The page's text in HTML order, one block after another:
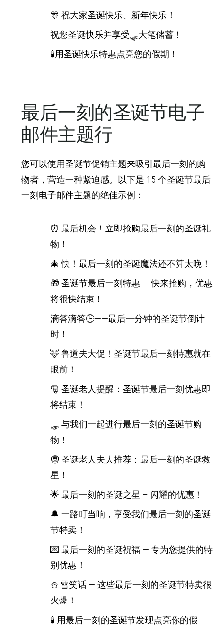
🎊 祝大家圣诞快乐、新年快乐！
祝您圣诞快乐并享受🛷大笔储蓄！
🕯️用圣诞快乐特惠点亮您的假期！
最后一刻的圣诞节电子
邮件主题行
您可以使用圣诞节促销主题来吸引最后一刻的购
物者，营造一种紧迫感。以下是 15 个圣诞节最后
一刻电子邮件主题的绝佳示例：
⏰ 最后机会！立即抢购最后一刻的圣诞礼
物！
🎄 快！最后一刻的圣诞魔法还不算太晚！
🎁 圣诞节最后一刻特惠 — 快来抢购，优惠
将很快结束！
滴答滴答🕒——最后一分钟的圣诞节倒计
时！
🦌 鲁道夫大促！圣诞节最后一刻特惠就在
眼前！
🎅 圣诞老人提醒：圣诞节最后一刻优惠即
将结束！
🛷 与我们一起进行最后一刻的圣诞节购
物！
🤶 圣诞老人夫人推荐：最后一刻的圣诞救
星！
🌟 最后一刻的圣诞之星 – 闪耀的优惠！
🔔 一路叮当响，享受我们最后一刻的圣诞
节特卖！
💌 最后一刻的圣诞祝福 — 专为您提供的特
别优惠！
⛄ 雪笑话 — 这些最后一刻的圣诞节特卖很
火爆！
🕯️ 用最后一刻的圣诞节发现点亮你的假